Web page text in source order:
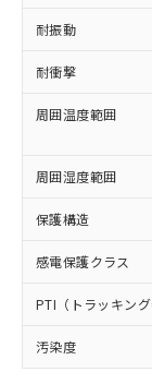
耐振動
耐衝撃
周囲温度範囲
周囲湿度範囲
保護構造
感電保護クラス
PTI（トラッキング
汚染度
く
事
ビ
鉛(Pb)
六価クロ
類(PBB)
(PBDE)
ル)
ルベンジ
（DBP）
但し、
フタル酸
図的な使
※2 対
部品在
月が前
*中国
Pb(鉛)
Cr(Ⅵ)(六
ニル類) :
ル類) :
DBP(フタ
DEHP(フ
「ｅ」
準値以
「10」
質が外
当
該
白